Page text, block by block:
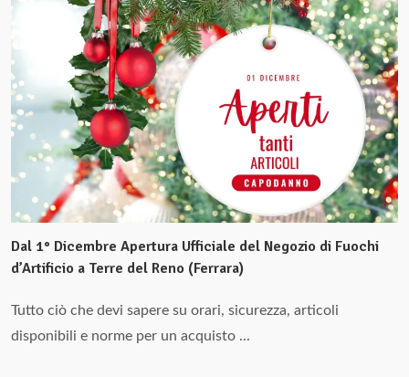
Dal 1° Dicembre Apertura Ufficiale del Negozio di Fuochi
d’Artificio a Terre del Reno (Ferrara)
Tutto ciò che devi sapere su orari, sicurezza, articoli
disponibili e norme per un acquisto ...